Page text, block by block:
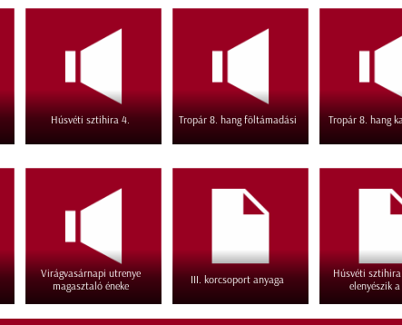
Húsvéti sztihira 4. Tropár 8. hang föltámadási Tropár 8. hang
Virágvasárnapi utrenye
magasztaló éneke
III. korcsoport anyaga
Húsvéti
elenyészik